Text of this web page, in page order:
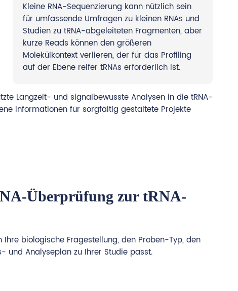
Kleine RNA-Sequenzierung kann nützlich sein
für umfassende Umfragen zu kleinen RNAs und
Studien zu tRNA-abgeleiteten Fragmenten, aber
kurze Reads können den größeren
Molekülkontext verlieren, der für das Profiling
auf der Ebene reifer tRNAs erforderlich ist.
Langzeit- und signalbewusste Analysen in die tRNA-
Informationen für sorgfältig gestaltete Projekte
Überprüfung zur tRNA-
biologische Fragestellung, den Proben-Typ, den
und Analyseplan zu Ihrer Studie passt.